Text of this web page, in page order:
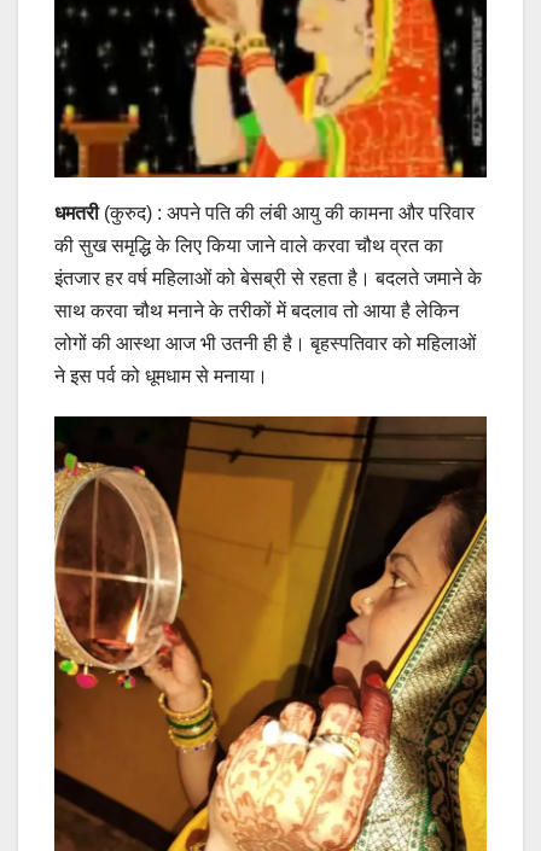
धमतरी(कुरुद) : अपने पति की लंबी आयु की कामना और परिवार
की सुख समृद्धि के लिए किया जाने वाले करवा चौथ व्रत का
इंतजार हर वर्ष महिलाओं को बेसब्री से रहता है। बदलते जमाने के
साथ करवा चौथ मनाने के तरीकों में बदलाव तो आया है लेकिन
लोगों की आस्था आज भी उतनी ही है। बृहस्पतिवार को महिलाओं
ने इस पर्व को धूमधाम से मनाया।